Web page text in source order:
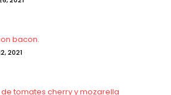
bacon.
2021
de tomates cherry y mozarella